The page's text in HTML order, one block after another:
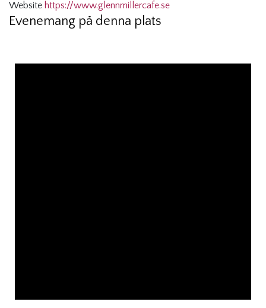
Website https://www.glennmillercafe.se
Evenemang på denna plats